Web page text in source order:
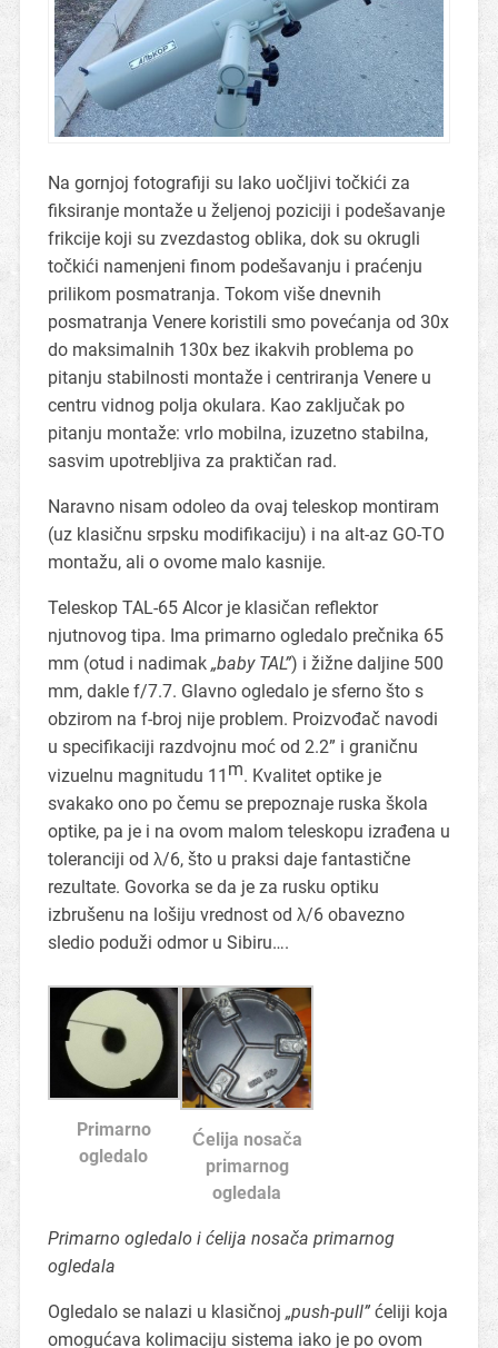
Na gornjoj fotografiji su lako uočljivi točkići za
fiksiranje montaže u željenoj poziciji i podešavanje
frikcije koji su zvezdastog oblika, dok su okrugli
točkići namenjeni finom podešavanju i praćenju
prilikom posmatranja. Tokom više dnevnih
posmatranja Venere koristili smo povećanja od 30x
do maksimalnih 130x bez ikakvih problema po
pitanju stabilnosti montaže i centriranja Venere u
centru vidnog polja okulara. Kao zaključak po
pitanju montaže: vrlo mobilna, izuzetno stabilna,
sasvim upotrebljiva za praktičan rad.
Naravno nisam odoleo da ovaj teleskop montiram
(uz klasičnu srpsku modifikaciju) i na alt-az GO-TO
montažu, ali o ovome malo kasnije.
Teleskop TAL-65 Alcor je klasičan reflektor
njutnovog tipa. Ima primarno ogledalo prečnika 65
mm (otud i nadimak „baby TAL”) i žižne daljine 500
mm, dakle f/7.7. Glavno ogledalo je sferno što s
obzirom na f-broj nije problem. Proizvođač navodi
u specifikaciji razdvojnu moć od 2.2” i graničnu
vizuelnu magnitudu 11 m. Kvalitet optike je
svakako ono po čemu se prepoznaje ruska škola
optike, pa je i na ovom malom teleskopu izrađena u
toleranciji od λ/6, što u praksi daje fantastične
rezultate. Govorka se da je za rusku optiku
izbrušenu na lošiju vrednost od λ/6 obavezno
sledio poduži odmor u Sibiru….
Primarno
ogledalo
Ćelija nosača
primarnog
ogledala
Primarno ogledalo i ćelija nosača primarnog
ogledala
Ogledalo se nalazi u klasičnoj „push-pull”ćeliji koja
omogućava kolimaciju sistema iako je po ovom